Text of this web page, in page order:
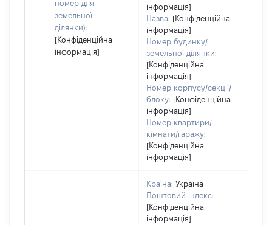
номер для
земельної
ділянки):
[Конфіденційна
інформація]
інформація]
Назва: [Конфіденційна
інформація]
Номер будинку/
земельної ділянки:
[Конфіденційна
інформація]
Номер корпусу/секції/
блоку: [Конфіденційна
інформація]
Номер квартири/
кімнати/гаражу:
[Конфіденційна
інформація]
Країна: Україна
Поштовий індекс:
[Конфіденційна
інформація]